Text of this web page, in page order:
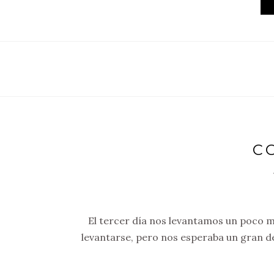
El tercer día nos levantamos un poco
levantarse, pero nos esperaba un gran